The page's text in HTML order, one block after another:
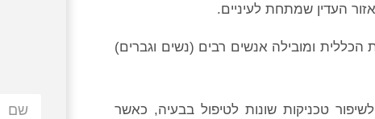
העדין שמתחת לעיניים.
הכללית ומובילה אנשים רבים (נשים וגברים)
טכניקות שונות לטיפול בבעיה, כאשר